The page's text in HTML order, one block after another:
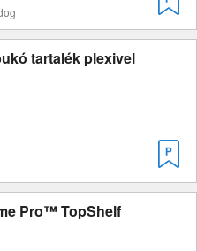
tartalék plexivel
Pro™ TopShelf